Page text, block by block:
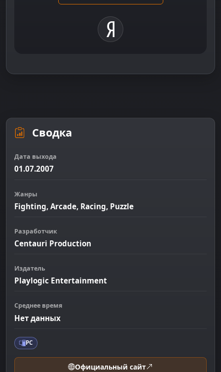
Сводка
Дата выхода
01.07.2007
Жанры
Fighting, Arcade, Racing, Puzzle
Разработчик
Centauri Production
Издатель
Playlogic Entertainment
Среднее время
Нет данных
PC
Официальный сайт